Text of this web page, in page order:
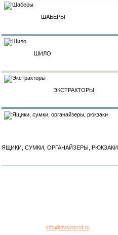
ШАБЕРЫ
ШИЛО
ЭКСТРАКТОРЫ
ЯЩИКИ, СУМКИ, ОРГАНАЙЗЕРЫ, РЮКЗАКИ
info@dvsinprof.ru